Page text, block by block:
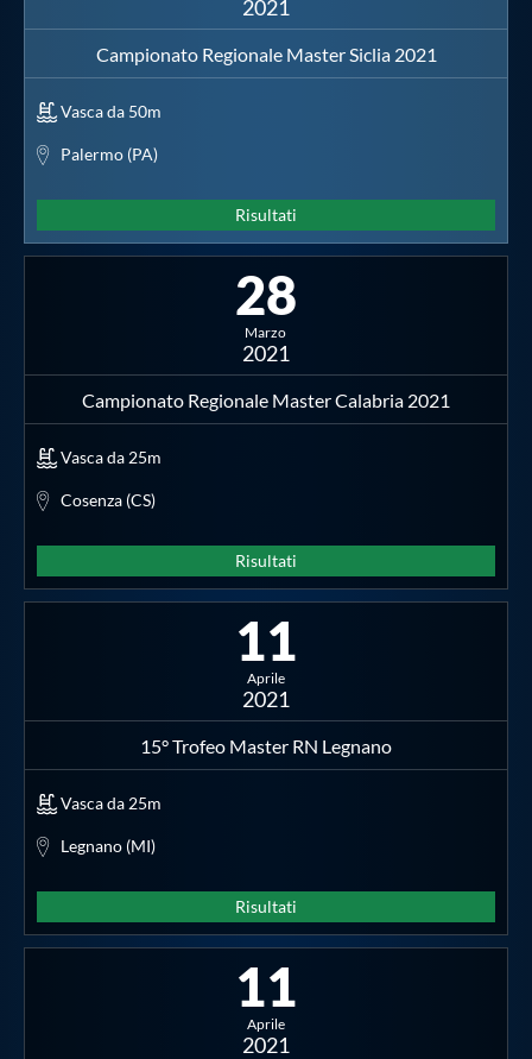
2021
Campionato Regionale Master Siclia 2021
Vasca da 50m
Palermo (PA)
Risultati
28
Marzo
2021
Campionato Regionale Master Calabria 2021
Vasca da 25m
Cosenza (CS)
Risultati
11
Aprile
2021
15° Trofeo Master RN Legnano
Vasca da 25m
Legnano (MI)
Risultati
11
Aprile
2021